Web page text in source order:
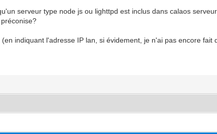
serveur type node js ou lighttpd est inclus dans calaos
indiquant l'adresse IP lan, si évidement, je n'ai pas encore fait